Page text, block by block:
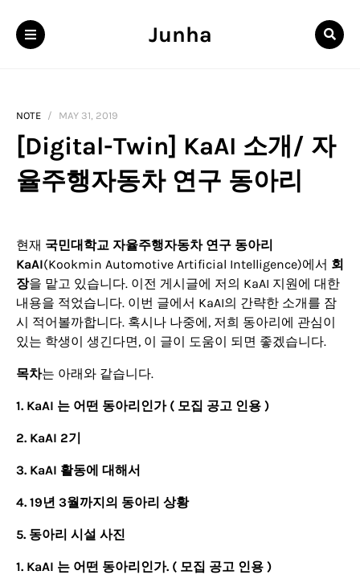
Junha
NOTE MAY 31, 2019
[Digital-Twin] KaAI 소개/ 자
율주행자동차 연구 동아리
현재 국민대학교 자율주행자동차 연구 동아리
KaAI(Kookmin Automotive Artificial Intelligence)에서 회
장을 맡고 있습니다. 이전 게시글에 저의 KaAI 지원에 대한
내용을 적었습니다. 이번 글에서 KaAI의 간략한 소개를 잠
시 적어볼까합니다. 혹시나 나중에, 저희 동아리에 관심이
있는 학생이 생긴다면, 이 글이 도움이 되면 좋겠습니다.
목차는 아래와 같습니다.
1. KaAI 는 어떤 동아리인가 ( 모집 공고 인용 )
2. KaAI 2기
3. KaAI 활동에 대해서
4. 19년 3월까지의 동아리 상황
5. 동아리 시설 사진
1. KaAI 는 어떤 동아리인가. ( 모집 공고 인용 )